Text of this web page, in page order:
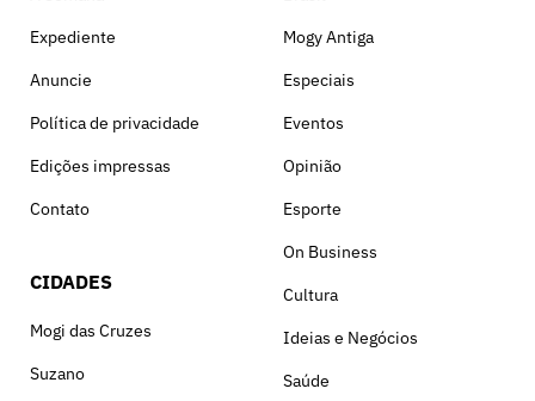
Expediente
Anuncie
Política de privacidade
Edições impressas
Contato
CIDADES
Mogi das Cruzes
Suzano
Mogy Antiga
Especiais
Eventos
Opinião
Esporte
On Business
Cultura
Ideias e Negócios
Saúde